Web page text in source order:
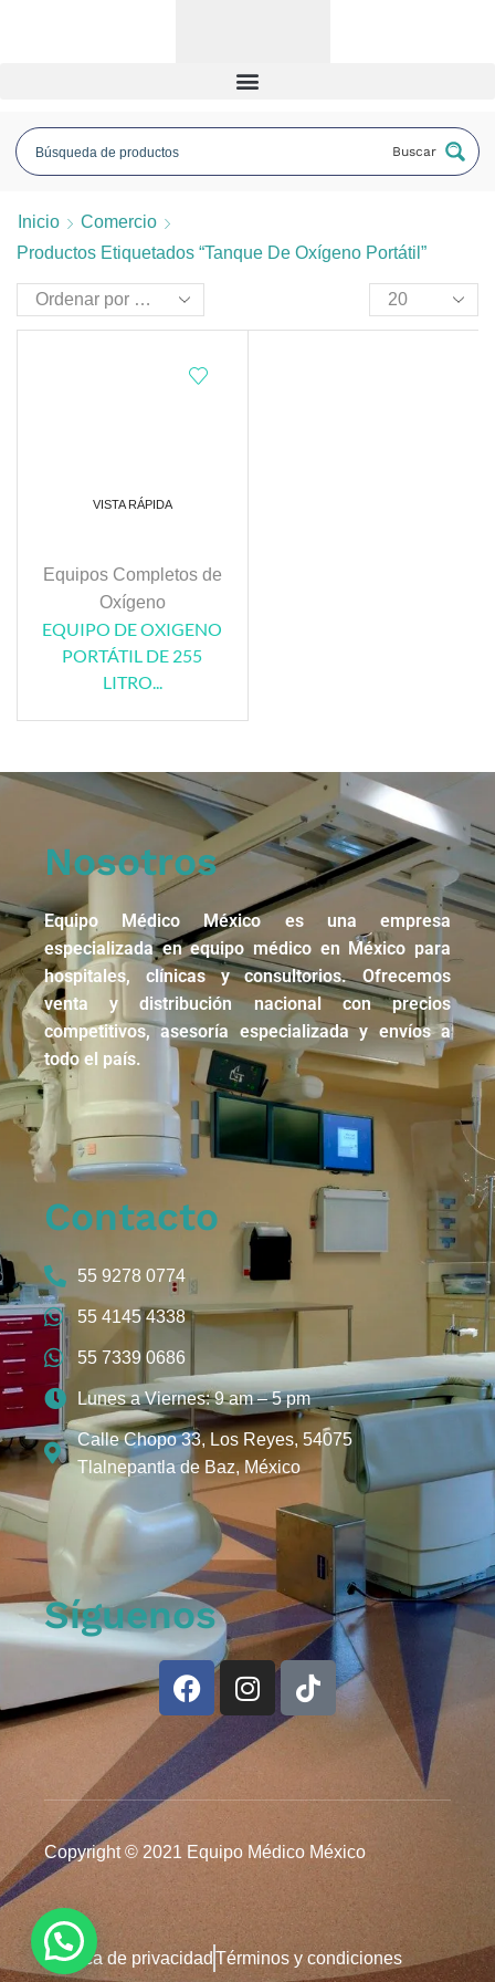
Buscar
Inicio
Comercio
Productos Etiquetados “tanque De Oxígeno Portátil”
VISTA RÁPIDA
Equipos Completos de
Oxígeno
EQUIPO DE OXIGENO
PORTÁTIL DE 255
LITRO...
Nosotros
Equipo Médico México es una empresa
especializada en equipo médico en México para
hospitales, clínicas y consultorios. Ofrecemos
venta y distribución nacional con precios
competitivos, asesoría especializada y envíos a
todo el país.
Contacto
55 9278 0774
55 4145 4338
55 7339 0686
Lunes a Viernes: 9 am – 5 pm
Calle Chopo 33, Los Reyes, 54075
Tlalnepantla de Baz, México
Síguenos
Copyright © 2021 Equipo Médico México
Política de privacidad Términos y condiciones